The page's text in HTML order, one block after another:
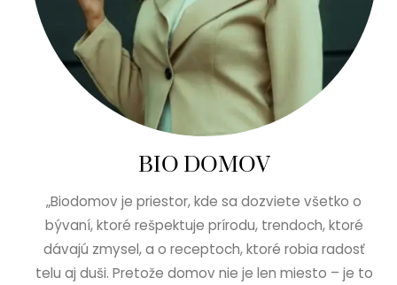
BIO DOMOV
„Biodomov je priestor, kde sa dozviete všetko o
bývaní, ktoré rešpektuje prírodu, trendoch, ktoré
dávajú zmysel, a o receptoch, ktoré robia radosť
telu aj duši. Pretože domov nie je len miesto – je to